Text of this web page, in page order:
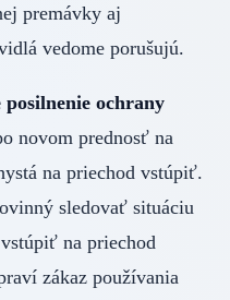
premávky aj
vedome porušujú.
ochrany
novom prednosť na
na priechod vstúpiť.
sledovať situáciu
na priechod
zákaz používania